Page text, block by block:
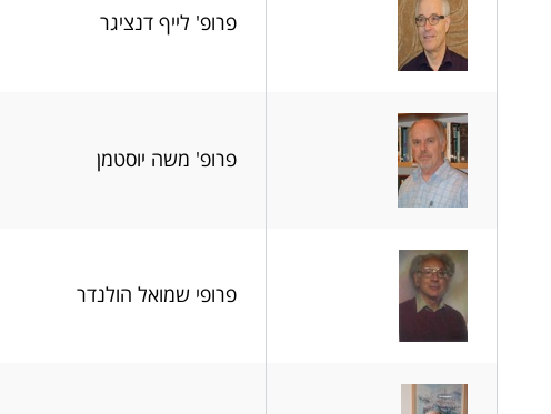
פרופ' לייף דנציגר
פרופ' משה יוסטמן
פרופי שמואל הולנדר